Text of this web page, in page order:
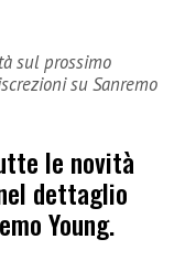
sul prossimo
su Sanremo
le novità
dettaglio
Young.